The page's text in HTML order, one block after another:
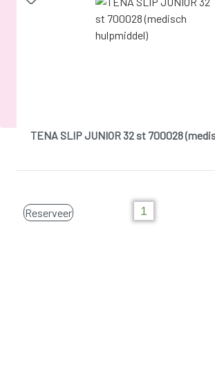
TENA SLIP JUNIOR 32 st 700028
Reserveer